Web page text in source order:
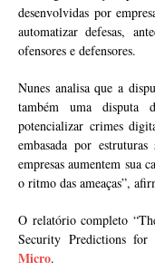
desenvolvidas por
automatizar defesas,
ofensores e defensores.
Nunes analisa que a
também uma disputa
potencializar crimes
embasada por
empresas aumentem sua
o ritmo das ameaças”,
O relatório completo
Security Predictions for
Micro.